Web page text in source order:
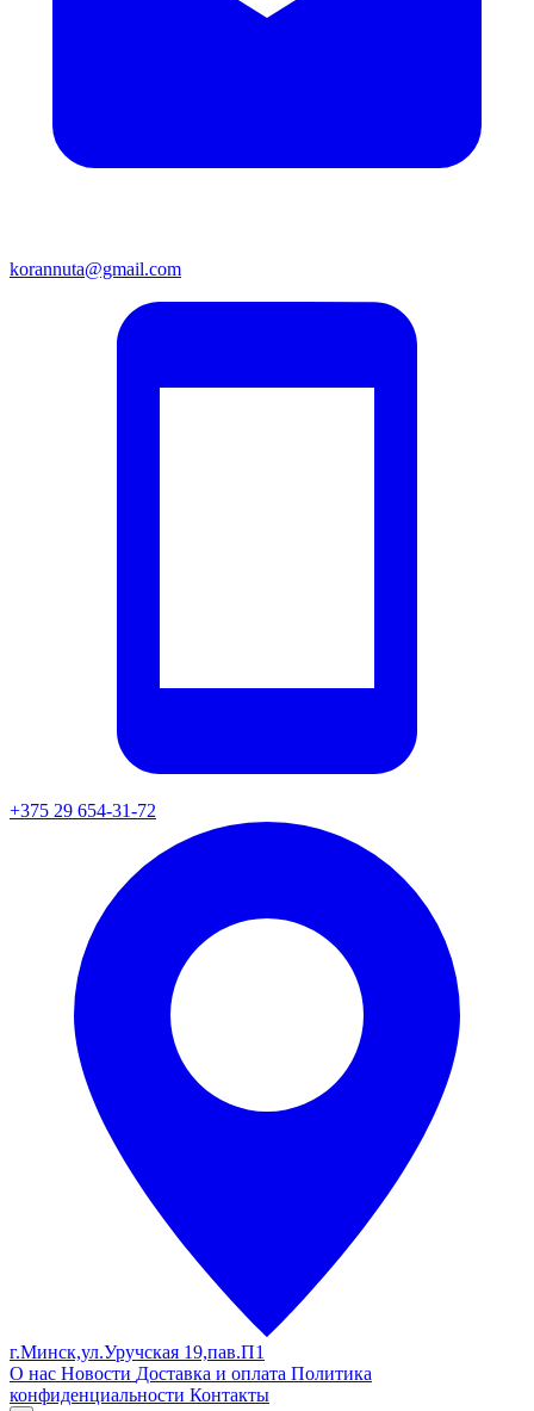
korannuta@gmail.com
+375 29 654-31-72
г.Минск,ул.Уручская 19,пав.П1
О нас Новости Доставка и оплата Политика
конфиденциальности Контакты